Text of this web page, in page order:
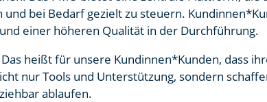
und bei Bedarf gezielt zu steuern.
einer höheren Qualität in der Durchführung.
Das heißt für unsere Kundinnen*Kunden, dass
nur Tools und Unterstützung, sondern
ablaufen.